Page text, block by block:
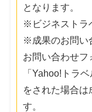
となります。
※ビジネストラ
※成果のお問い
お問い合わせフ
「Yahoo!トラ
をされた場合は
す。